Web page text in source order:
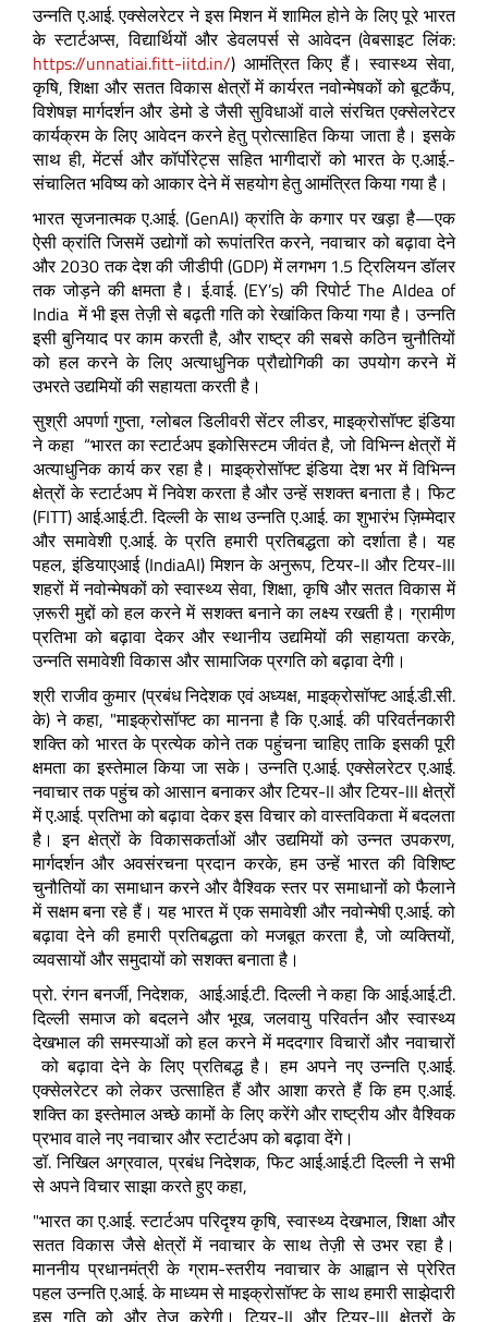
उन्नति ए.आई. एक्सेलरेटर ने इस मिशन में शामिल होने के लिए पूरे भारत
के स्टार्टअप्स, विद्यार्थियों और डेवलपर्स से आवेदन (वेबसाइट लिंक:
https://unnatiai.fitt-iitd.in/) आमंत्रित किए हैं। स्वास्थ्य सेवा,
कृषि, शिक्षा और सतत विकास क्षेत्रों में कार्यरत नवोन्मेषकों को बूटकैंप,
विशेषज्ञ मार्गदर्शन और डेमो डे जैसी सुविधाओं वाले संरचित एक्सेलरेटर
कार्यक्रम के लिए आवेदन करने हेतु प्रोत्साहित किया जाता है। इसके
साथ ही, मेंटर्स और कॉर्पोरेट्स सहित भागीदारों को भारत के ए.आई.-
संचालित भविष्य को आकार देने में सहयोग हेतु आमंत्रित किया गया है।
भारत सृजनात्मक ए.आई. (GenAI) क्रांति के कगार पर खड़ा है—एक
ऐसी क्रांति जिसमें उद्योगों को रूपांतरित करने, नवाचार को बढ़ावा देने
और 2030 तक देश की जीडीपी (GDP) में लगभग 1.5 ट्रिलियन डॉलर
तक जोड़ने की क्षमता है। ई.वाई. (EY’s) की रिपोर्ट The AIdea of
India में भी इस तेज़ी से बढ़ती गति को रेखांकित किया गया है। उन्नति
इसी बुनियाद पर काम करती है, और राष्ट्र की सबसे कठिन चुनौतियों
को हल करने के लिए अत्याधुनिक प्रौद्योगिकी का उपयोग करने में
उभरते उद्यमियों की सहायता करती है।
सुश्री अपर्णा गुप्ता, ग्लोबल डिलीवरी सेंटर लीडर, माइक्रोसॉफ्ट इंडिया
ने कहा “भारत का स्टार्टअप इकोसिस्टम जीवंत है, जो विभिन्न क्षेत्रों में
अत्याधुनिक कार्य कर रहा है। माइक्रोसॉफ्ट इंडिया देश भर में विभिन्न
क्षेत्रों के स्टार्टअप में निवेश करता है और उन्हें सशक्त बनाता है। फिट
(FITT) आई.आई.टी. दिल्ली के साथ उन्नति ए.आई. का शुभारंभ ज़िम्मेदार
और समावेशी ए.आई. के प्रति हमारी प्रतिबद्धता को दर्शाता है। यह
पहल, इंडियाएआई (IndiaAI) मिशन के अनुरूप, टियर-II और टियर-III
शहरों में नवोन्मेषकों को स्वास्थ्य सेवा, शिक्षा, कृषि और सतत विकास में
ज़रूरी मुद्दों को हल करने में सशक्त बनाने का लक्ष्य रखती है। ग्रामीण
प्रतिभा को बढ़ावा देकर और स्थानीय उद्यमियों की सहायता करके,
उन्नति समावेशी विकास और सामाजिक प्रगति को बढ़ावा देगी।
श्री राजीव कुमार (प्रबंध निदेशक एवं अध्यक्ष, माइक्रोसॉफ्ट आई.डी.सी.
के) ने कहा, "माइक्रोसॉफ्ट का मानना है कि ए.आई. की परिवर्तनकारी
शक्ति को भारत के प्रत्येक कोने तक पहुंचना चाहिए ताकि इसकी पूरी
क्षमता का इस्तेमाल किया जा सके। उन्नति ए.आई. एक्सेलरेटर ए.आई.
नवाचार तक पहुंच को आसान बनाकर और टियर-II और टियर-III क्षेत्रों
में ए.आई. प्रतिभा को बढ़ावा देकर इस विचार को वास्तविकता में बदलता
है। इन क्षेत्रों के विकासकर्ताओं और उद्यमियों को उन्नत उपकरण,
मार्गदर्शन और अवसंरचना प्रदान करके, हम उन्हें भारत की विशिष्ट
चुनौतियों का समाधान करने और वैश्विक स्तर पर समाधानों को फैलाने
में सक्षम बना रहे हैं। यह भारत में एक समावेशी और नवोन्मेषी ए.आई. को
बढ़ावा देने की हमारी प्रतिबद्धता को मजबूत करता है, जो व्यक्तियों,
व्यवसायों और समुदायों को सशक्त बनाता है।
प्रो. रंगन बनर्जी, निदेशक, आई.आई.टी. दिल्ली ने कहा कि आई.आई.टी.
दिल्ली समाज को बदलने और भूख, जलवायु परिवर्तन और स्वास्थ्य
देखभाल की समस्याओं को हल करने में मददगार विचारों और नवाचारों
को बढ़ावा देने के लिए प्रतिबद्ध है। हम अपने नए उन्नति ए.आई.
एक्सेलरेटर को लेकर उत्साहित हैं और आशा करते हैं कि हम ए.आई.
शक्ति का इस्तेमाल अच्छे कामों के लिए करेंगे और राष्ट्रीय और वैश्विक
प्रभाव वाले नए नवाचार और स्टार्टअप को बढ़ावा देंगे।
डॉ. निखिल अग्रवाल, प्रबंध निदेशक, फिट आई.आई.टी दिल्ली ने सभी
से अपने विचार साझा करते हुए कहा,
"भारत का ए.आई. स्टार्टअप परिदृश्य कृषि, स्वास्थ्य देखभाल, शिक्षा और
सतत विकास जैसे क्षेत्रों में नवाचार के साथ तेज़ी से उभर रहा है।
माननीय प्रधानमंत्री के ग्राम-स्तरीय नवाचार के आह्वान से प्रेरित
पहल उन्नति ए.आई. के माध्यम से माइक्रोसॉफ्ट के साथ हमारी साझेदारी
इस गति को और तेज करेगी। टियर-II और टियर-III क्षेत्रों के